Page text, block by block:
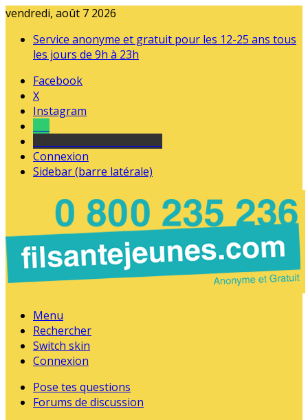
vendredi, août 7 2026
Service anonyme et gratuit pour les 12-25 ans tous
les jours de 9h à 23h
Facebook
X
Instagram
Connexion
Sidebar (barre latérale)
Menu
Rechercher
Switch skin
Connexion
Pose tes questions
Forums de discussion